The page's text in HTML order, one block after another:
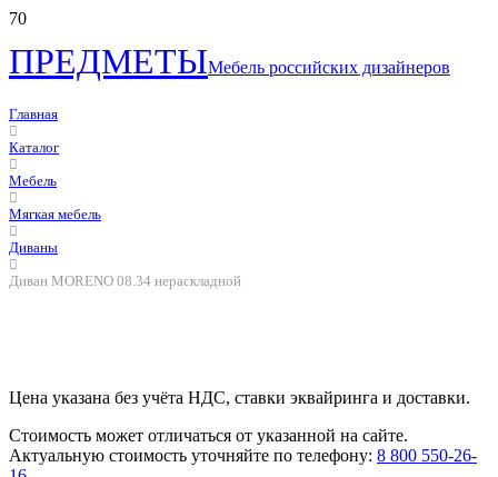
ПРЕДМЕТЫМебель российских дизайнеров
Главная
Каталог
Мебель
Мягкая мебель
Диваны
Диван MORENO 08.34 нераскладной
Цена указана без учёта НДС, ставки эквайринга и доставки.
Стоимость может отличаться от указанной на сайте.
Актуальную стоимость уточняйте по телефону: 8 800 550-26-